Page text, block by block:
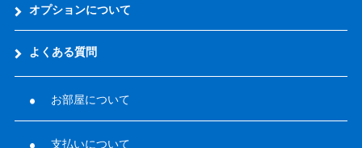
オプションについて
よくある質問
お部屋について
支払いについて